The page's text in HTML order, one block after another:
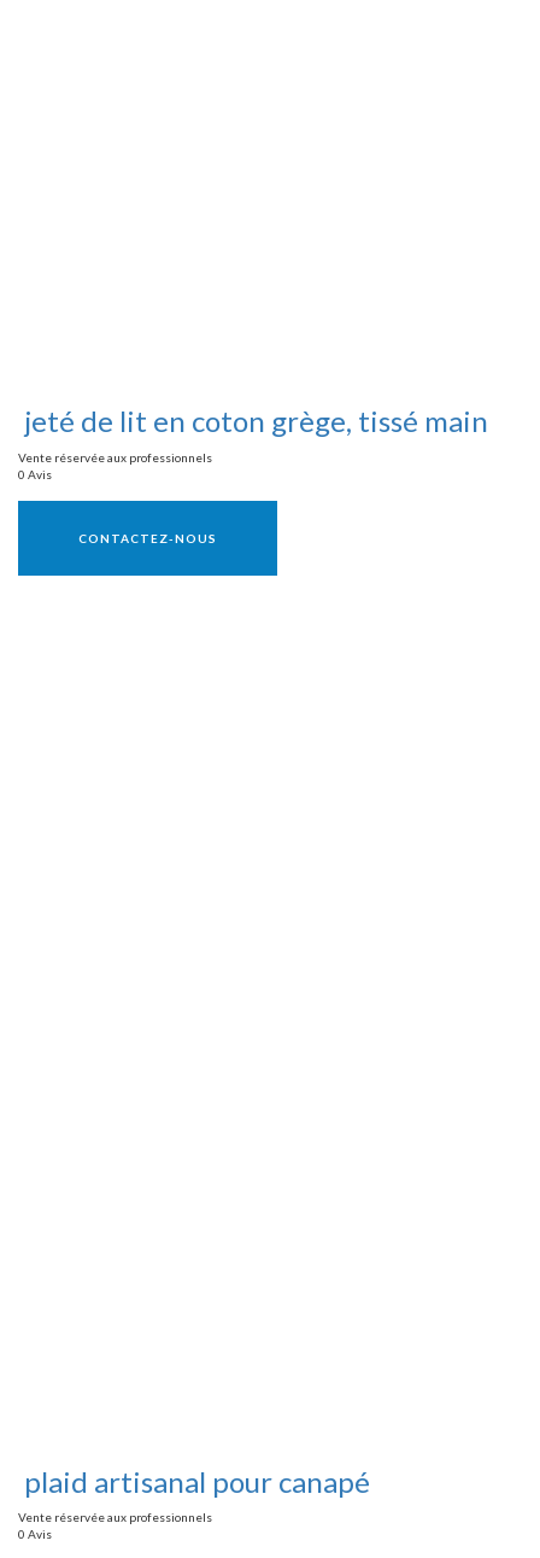
jeté de lit en coton grège, tissé main
Vente réservée aux professionnels
0 Avis
CONTACTEZ-NOUS
plaid artisanal pour canapé
Vente réservée aux professionnels
0 Avis